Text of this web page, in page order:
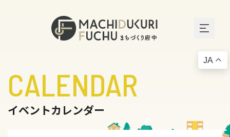
CALENDAR
イベントカレンダー
JA